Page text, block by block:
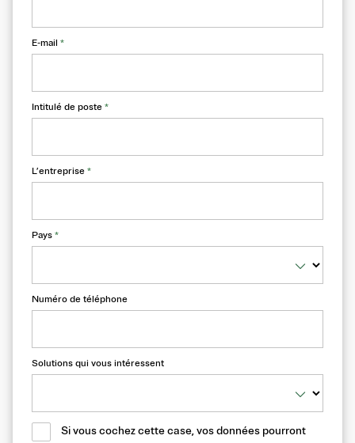
E-mail *
Intitulé de poste *
L’entreprise *
Pays *
Numéro de téléphone
Solutions qui vous intéressent
Si vous cochez cette case, vos données pourront